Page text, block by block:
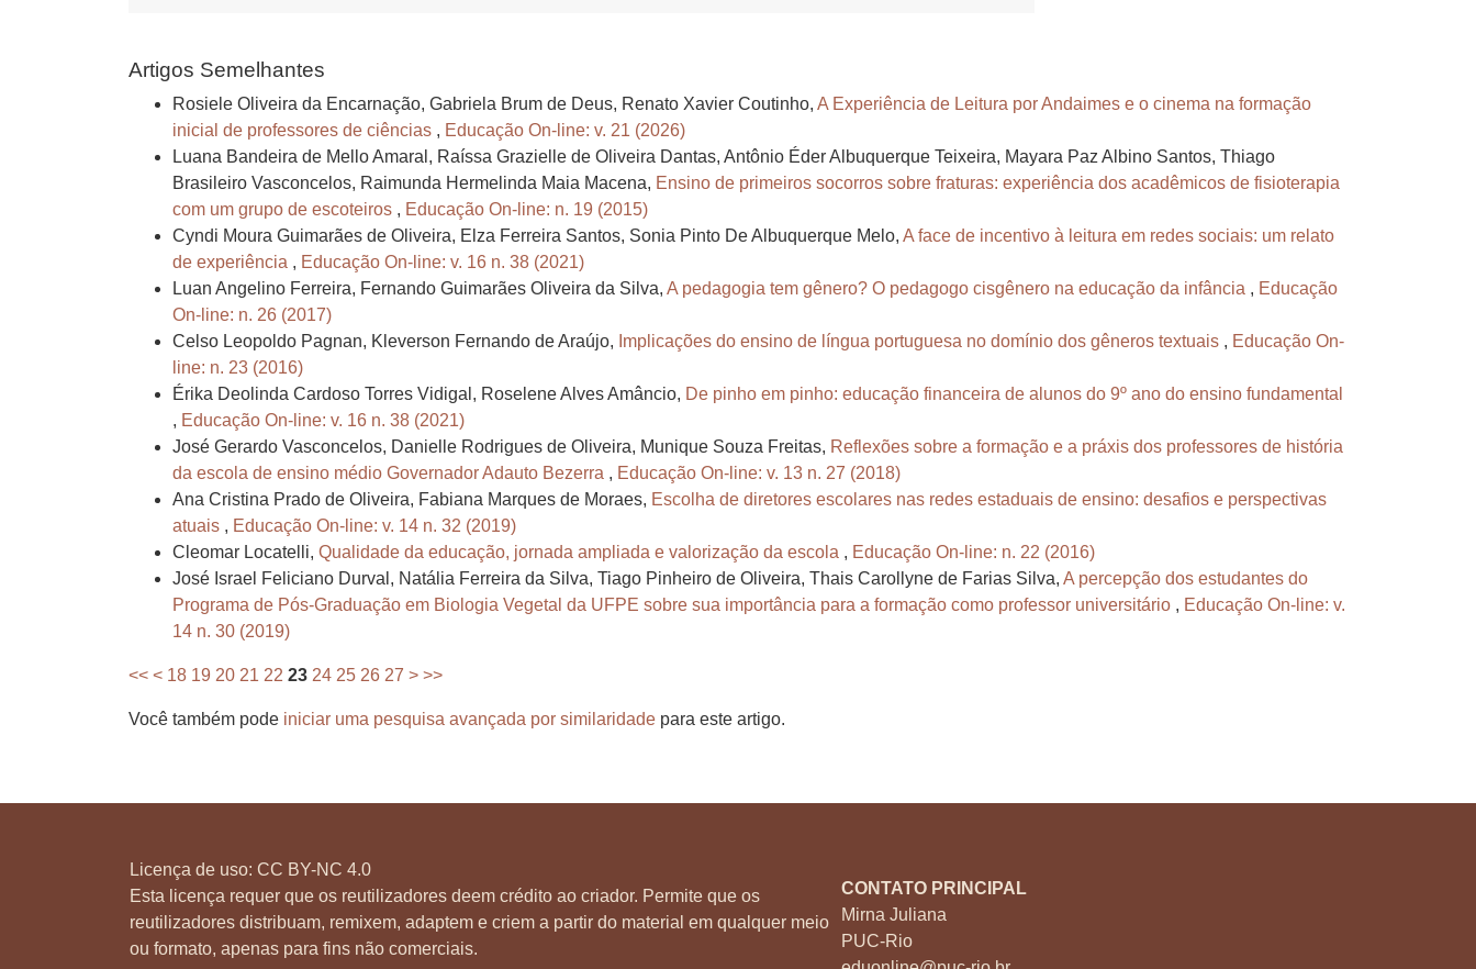
Artigos Semelhantes
Rosiele Oliveira da Encarnação, Gabriela Brum de Deus, Renato Xavier Coutinho, A Experiência de Leitura por Andaimes e o cinema na formação
inicial de professores de ciências , Educação On-line: v. 21 (2026)
Luana Bandeira de Mello Amaral, Raíssa Grazielle de Oliveira Dantas, Antônio Éder Albuquerque Teixeira, Mayara Paz Albino Santos, Thiago
Brasileiro Vasconcelos, Raimunda Hermelinda Maia Macena, Ensino de primeiros socorros sobre fraturas: experiência dos acadêmicos de fisioterapia
com um grupo de escoteiros , Educação On-line: n. 19 (2015)
Cyndi Moura Guimarães de Oliveira, Elza Ferreira Santos, Sonia Pinto De Albuquerque Melo, A face de incentivo à leitura em redes sociais: um relato
de experiência , Educação On-line: v. 16 n. 38 (2021)
Luan Angelino Ferreira, Fernando Guimarães Oliveira da Silva, A pedagogia tem gênero? O pedagogo cisgênero na educação da infância , Educação
On-line: n. 26 (2017)
Celso Leopoldo Pagnan, Kleverson Fernando de Araújo, Implicações do ensino de língua portuguesa no domínio dos gêneros textuais , Educação On-
line: n. 23 (2016)
Érika Deolinda Cardoso Torres Vidigal, Roselene Alves Amâncio, De pinho em pinho: educação financeira de alunos do 9º ano do ensino fundamental
, Educação On-line: v. 16 n. 38 (2021)
José Gerardo Vasconcelos, Danielle Rodrigues de Oliveira, Munique Souza Freitas, Reflexões sobre a formação e a práxis dos professores de história
da escola de ensino médio Governador Adauto Bezerra , Educação On-line: v. 13 n. 27 (2018)
Ana Cristina Prado de Oliveira, Fabiana Marques de Moraes, Escolha de diretores escolares nas redes estaduais de ensino: desafios e perspectivas
atuais , Educação On-line: v. 14 n. 32 (2019)
Cleomar Locatelli, Qualidade da educação, jornada ampliada e valorização da escola , Educação On-line: n. 22 (2016)
José Israel Feliciano Durval, Natália Ferreira da Silva, Tiago Pinheiro de Oliveira, Thais Carollyne de Farias Silva, A percepção dos estudantes do
Programa de Pós-Graduação em Biologia Vegetal da UFPE sobre sua importância para a formação como professor universitário , Educação On-line: v.
14 n. 30 (2019)
<< < 18 19 20 21 22 23 24 25 26 27 > >>
Você também pode iniciar uma pesquisa avançada por similaridade para este artigo.
Licença de uso: CC BY-NC 4.0
Esta licença requer que os reutilizadores deem crédito ao criador. Permite que os
reutilizadores distribuam, remixem, adaptem e criem a partir do material em qualquer meio
ou formato, apenas para fins não comerciais.
CONTATO PRINCIPAL
Mirna Juliana
PUC-Rio